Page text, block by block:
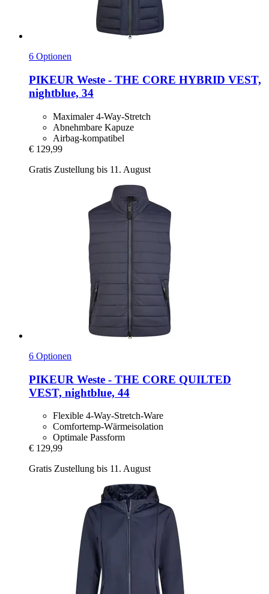
6 Optionen
PIKEUR Weste -​ THE CORE HYBRID VEST,
nightblue, 34
Maximaler 4-Way-Stretch
Abnehmbare Kapuze
Airbag-kompatibel
€ 129,99
Gratis Zustellung bis 11. August
6 Optionen
PIKEUR Weste -​ THE CORE QUILTED
VEST, nightblue, 44
Flexible 4-Way-Stretch-Ware
Comfortemp-Wärmeisolation
Optimale Passform
€ 129,99
Gratis Zustellung bis 11. August